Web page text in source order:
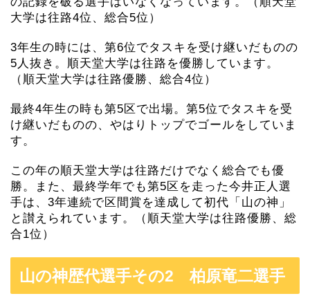
大学は往路4位、総合5位）
3年生の時には、第6位でタスキを受け継いだものの
5人抜き。順天堂大学は往路を優勝しています。
（順天堂大学は往路優勝、総合4位）
最終4年生の時も第5区で出場。第5位でタスキを受
け継いだものの、やはりトップでゴールをしていま
す。
この年の順天堂大学は往路だけでなく総合でも優
勝。また、最終学年でも第5区を走った今井正人選
手は、3年連続で区間賞を達成して初代「山の神」
と讃えられています。（順天堂大学は往路優勝、総
合1位）
山の神歴代選手その2 柏原竜二選手